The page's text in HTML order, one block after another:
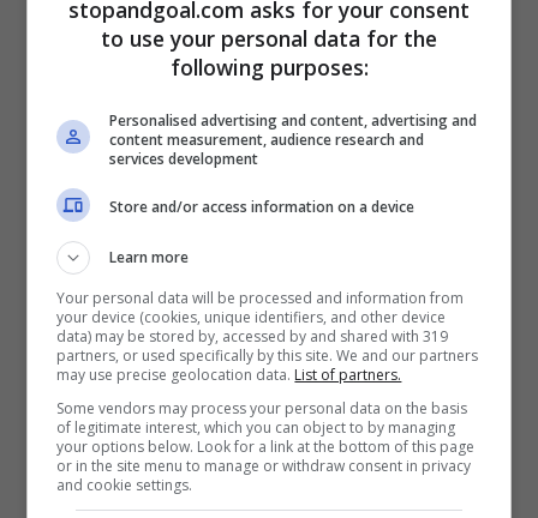
Marialuisa Jacobelli,
scollatura totale: un lato
A da Champions, in tutti i
sensi
Il pubblico è letteralmente in visibilio per
Marialuisa, il cui fascino e la sua sensualità
risaltano immediatamente agli occhi e la
rendono irresistibile. La 31enne è
attivissima sul web e vanta un profilo
stopandgoal.com asks for your consent
to use your personal data for the
following purposes:
Personalised advertising and content, advertising and
content measurement, audience research and
services development
Store and/or access information on a device
Learn more
Your personal data will be processed and information from
your device (cookies, unique identifiers, and other device
data) may be stored by, accessed by and shared with 319
partners, or used specifically by this site. We and our partners
may use precise geolocation data. List of partners.
Some vendors may process your personal data on the basis
of legitimate interest, which you can object to by managing
your options below. Look for a link at the bottom of this page
or in the site menu to manage or withdraw consent in privacy
and cookie settings.